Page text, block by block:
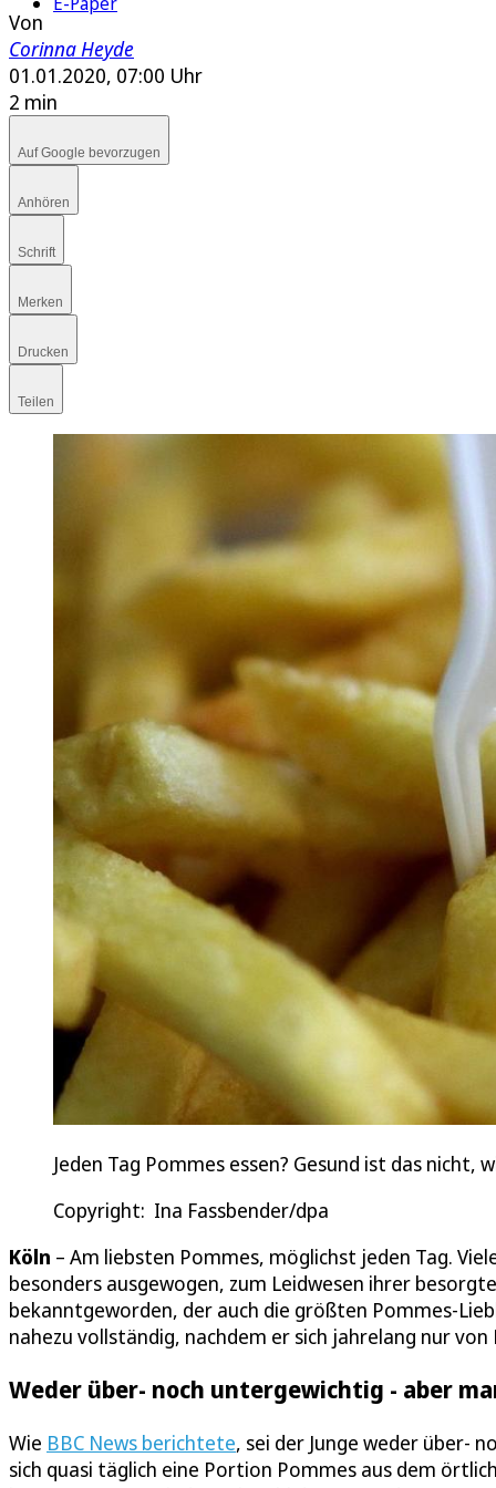
Von
Corinna Heyde
01.01.2020, 07:00 Uhr
2 min
Auf Google bevorzugen
Anhören
Schrift
Merken
Drucken
Teilen
Jeden Tag Pommes essen? Gesund ist das nicht,
Copyright: Ina Fassbender/dpa
Köln – Am liebsten Pommes, möglichst jeden Tag.
besonders ausgewogen, zum Leidwesen ihrer
bekanntgeworden, der auch die größten Pommes-
nahezu vollständig, nachdem er sich jahrelang nur
Weder über- noch untergewichtig - aber
Wie BBC News berichtete, sei der Junge weder über-
sich quasi täglich eine Portion Pommes aus dem